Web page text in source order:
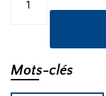
550CHB-
ORBZ
Mots-clés